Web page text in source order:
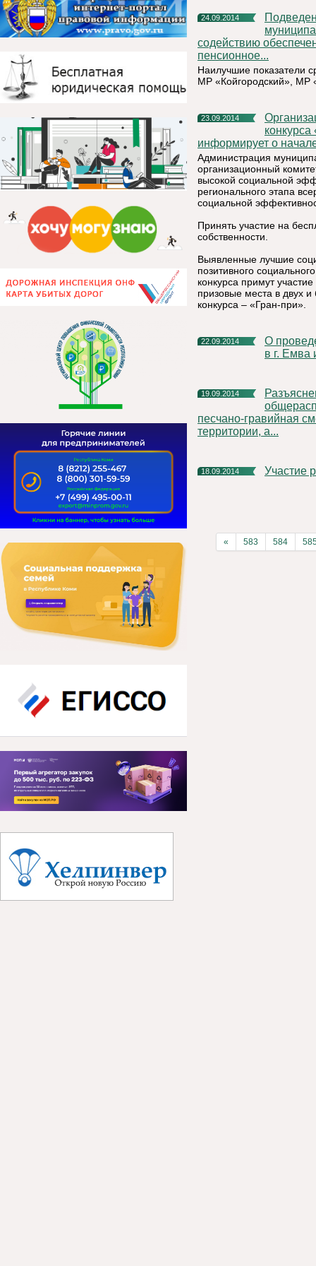
24.09.2014
Подведены промежуточные итоги конкурса «Лучшее
содействию
пенсионное...
Наилучшие показатели
МР «Койгородский», МР
23.09.2014
Организационный комитет по проведению республиканского
информирует о
Администрация
организационный
высокой социальной
регионального этапа
социальной
Принять участие на
собственности.
Выявленные лучшие
позитивного
конкурса примут
призовые места в двух
конкурса – «Гран-при».
22.09.2014
О проведении Всероссийского Дня бега «Кросс Наций 2014»
в г. Емва
19.09.2014
Разъяснение порядка использования
песчано-гравийная
территории, а...
18.09.2014
« 583 584